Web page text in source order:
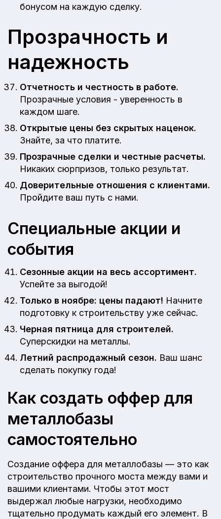
бонусом на каждую сделку.
Прозрачность и
надежность
Отчетность и честность в работе.
Прозрачные условия - уверенность в
каждом шаге.
Открытые цены без скрытых наценок.
Знайте, за что платите.
Прозрачные сделки и честные расчеты.
Никаких сюрпризов, только результат.
Доверительные отношения с клиентами.
Пройдите ваш путь с нами.
Специальные акции и
события
Сезонные акции на весь ассортимент.
Успейте за выгодой!
Только в ноябре: цены падают! Начните
подготовку к строительству уже сейчас.
Черная пятница для строителей.
Суперскидки на металлы.
Летний распродажный сезон. Ваш шанс
сделать покупку года!
Как создать оффер для
металлобазы
самостоятельно
Создание оффера для металлобазы — это как
строительство прочного моста между вами и
вашими клиентами. Чтобы этот мост
выдержал любые нагрузки, необходимо
тщательно продумать каждый его элемент. В